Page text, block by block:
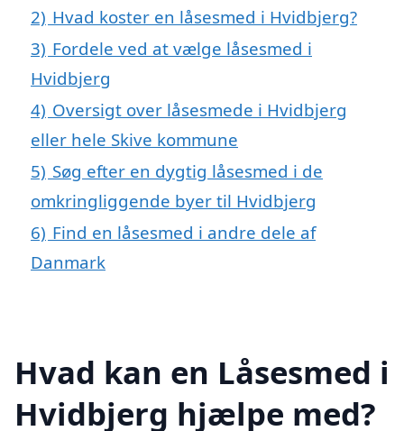
2) Hvad koster en låsesmed i Hvidbjerg?
3) Fordele ved at vælge låsesmed i
Hvidbjerg
4) Oversigt over låsesmede i Hvidbjerg
eller hele Skive kommune
5) Søg efter en dygtig låsesmed i de
omkringliggende byer til Hvidbjerg
6) Find en låsesmed i andre dele af
Danmark
Hvad kan en Låsesmed i
Hvidbjerg hjælpe med?